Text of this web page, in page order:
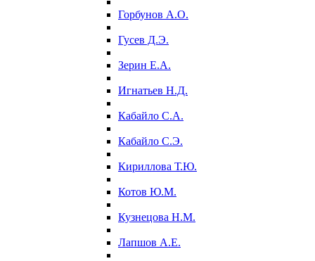
Горбунов А.О.
Гусев Д.Э.
Зерин Е.А.
Игнатьев Н.Д.
Кабайло С.А.
Кабайло С.Э.
Кириллова Т.Ю.
Котов Ю.М.
Кузнецова Н.М.
Лапшов А.Е.